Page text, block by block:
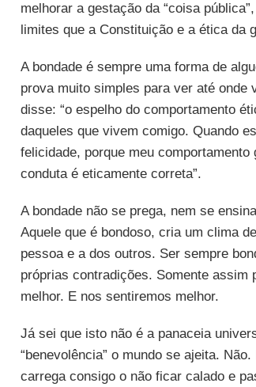
melhorar a gestação da “coisa
limites que a Constituição e a ética da
A bondade é sempre uma forma de
prova muito simples para ver até onde
disse: “o espelho do comportamento
daqueles que vivem comigo. Quando
felicidade, porque meu
conduta é eticamente correta”.
A bondade não se prega, nem se
Aquele que é bondoso, cria um clima
pessoa e a dos outros. Ser sempre
próprias contradições. Somente assim
melhor. E nos sentiremos melhor.
Já sei que isto não é a panaceia
“benevolência” o mundo se ajeita.
carrega consigo o não ficar calado e